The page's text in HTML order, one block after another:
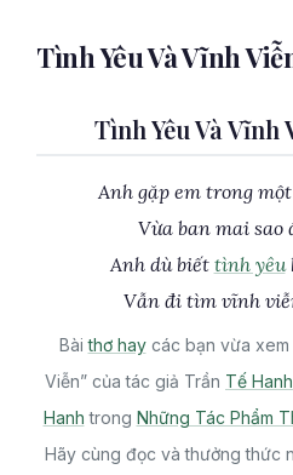
Tình Yêu Và Vĩnh
Tình Yêu Và Vĩnh
Anh gặp em trong
Vừa ban mai sao
Anh dù biết tình yêu
Vẫn đi tìm vĩnh
Bàithơ haycác bạn vừa xem
Viễn” của tác giả Trần Tế Hanh
Hanh trong Những Tác Phẩm
Hãy cùng đọc và thưởng thức